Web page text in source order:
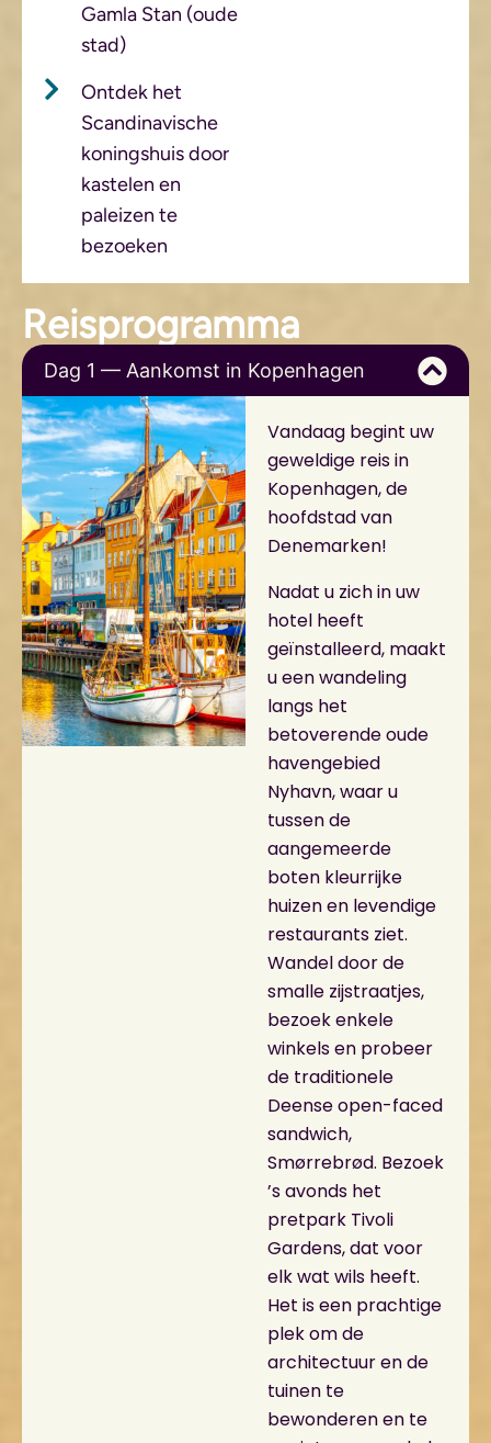
Gamla Stan (oude
stad)
Ontdek het
Scandinavische
koningshuis door
kastelen en
paleizen te
bezoeken
Reisprogramma
Dag 1 — Aankomst in Kopenhagen
Vandaag begint uw
geweldige reis in
Kopenhagen, de
hoofdstad van
Denemarken!
Nadat u zich in uw
hotel heeft
geïnstalleerd, maakt
u een wandeling
langs het
betoverende oude
havengebied
Nyhavn, waar u
tussen de
aangemeerde
boten kleurrijke
huizen en levendige
restaurants ziet.
Wandel door de
smalle zijstraatjes,
bezoek enkele
winkels en probeer
de traditionele
Deense open-faced
sandwich,
Smørrebrød. Bezoek
’s avonds het
pretpark Tivoli
Gardens, dat voor
elk wat wils heeft.
Het is een prachtige
plek om de
architectuur en de
tuinen te
bewonderen en te